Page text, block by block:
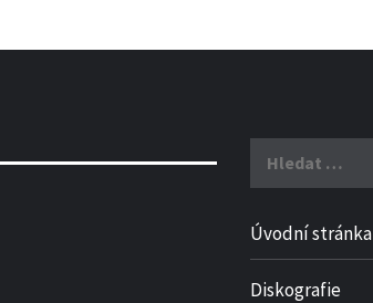
Úvodní stránka
Diskografie